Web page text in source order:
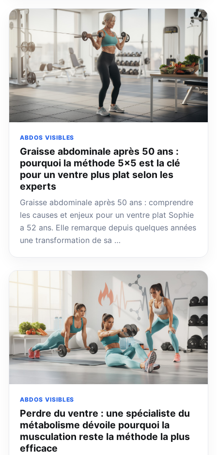
ABDOS VISIBLES
Graisse abdominale après 50 ans :
pourquoi la méthode 5×5 est la clé
pour un ventre plus plat selon les
experts
Graisse abdominale après 50 ans : comprendre
les causes et enjeux pour un ventre plat Sophie
a 52 ans. Elle remarque depuis quelques années
une transformation de sa …
ABDOS VISIBLES
Perdre du ventre : une spécialiste du
métabolisme dévoile pourquoi la
musculation reste la méthode la plus
efficace